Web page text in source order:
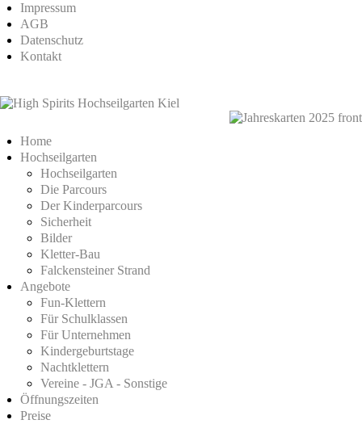
Impressum
AGB
Datenschutz
Kontakt
Home
Hochseilgarten
Hochseilgarten
Die Parcours
Der Kinderparcours
Sicherheit
Bilder
Kletter-Bau
Falckensteiner Strand
Angebote
Fun-Klettern
Für Schulklassen
Für Unternehmen
Kindergeburtstage
Nachtklettern
Vereine - JGA - Sonstige
Öffnungszeiten
Preise